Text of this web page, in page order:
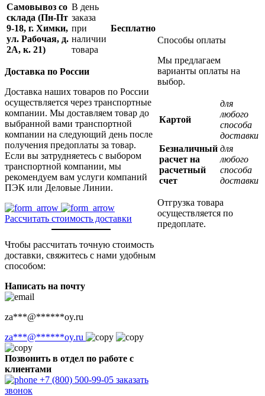
Самовывоз со
склада (Пн-Пт
9-18, г. Химки,
ул. Рабочая, д.
2А, к. 21)
В день
заказа
при
наличии
товара
Бесплатно
Доставка по России
Доставка наших товаров по России
осуществляется через транспортные
компании. Мы доставляем товар до
выбранной вами транспортной
компании на следующий день после
получения предоплаты за товар.
Если вы затрудняетесь с выбором
транспортной компании, мы
рекомендуем вам услуги компаний
ПЭК или Деловые Линии.
Рассчитать стоимость доставки
Чтобы рассчитать точную стоимость
доставки, свяжитесь с нами удобным
способом:
Написать на почту
za***@******oy.ru
za***@******oy.ru
Позвонить в отдел по работе с
клиентами
+7 (800) 500-99-05 заказать
звонок
Способы оплаты
Мы предлагаем
варианты оплаты на
выбор.
Картой
для
любого
способа
доставки
Безналичный
расчет на
расчетный
счет
для
любого
способа
доставки
Отгрузка товара
осуществляется по
предоплате.